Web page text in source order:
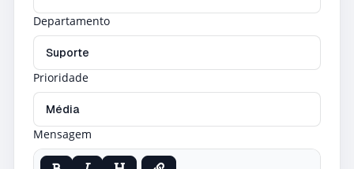
Departamento
Prioridade
Mensagem